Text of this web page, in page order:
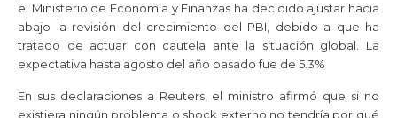
el Ministerio de Economía y Finanzas ha decidido ajustar hacia
abajo la revisión del crecimiento del PBI, debido a que ha
tratado de actuar con cautela ante la situación global. La
expectativa hasta agosto del año pasado fue de 5.3%
En sus declaraciones a Reuters, el ministro afirmó que si no
existiera ningún problema o shock externo no tendría por qué